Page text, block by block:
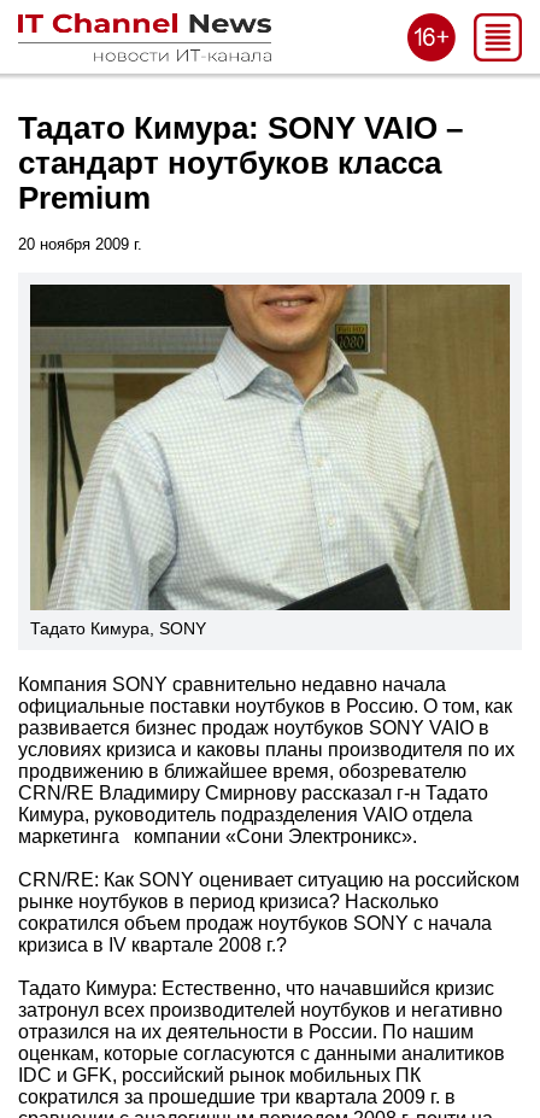
Тадато Кимура: SONY VAIO –
стандарт ноутбуков класса
Premium
20 ноября 2009 г.
Тадато Кимура, SONY
Компания SONY сравнительно недавно начала
официальные поставки ноутбуков в Россию. О том, как
развивается бизнес продаж ноутбуков SONY VAIO в
условиях кризиса и каковы планы производителя по их
продвижению в ближайшее время, обозревателю
CRN/RE Владимиру Смирнову рассказал г-н Тадато
Кимура, руководитель подразделения VAIO отдела
маркетинга компании «Сони Электроникс».
CRN/RE: Как SONY оценивает ситуацию на российском
рынке ноутбуков в период кризиса? Насколько
сократился объем продаж ноутбуков SONY с начала
кризиса в IV квартале 2008 г.?
Тадато Кимура: Естественно, что начавшийся кризис
затронул всех производителей ноутбуков и негативно
отразился на их деятельности в России. По нашим
оценкам, которые согласуются с данными аналитиков
IDC и GFK, российский рынок мобильных ПК
сократился за прошедшие три квартала 2009 г. в